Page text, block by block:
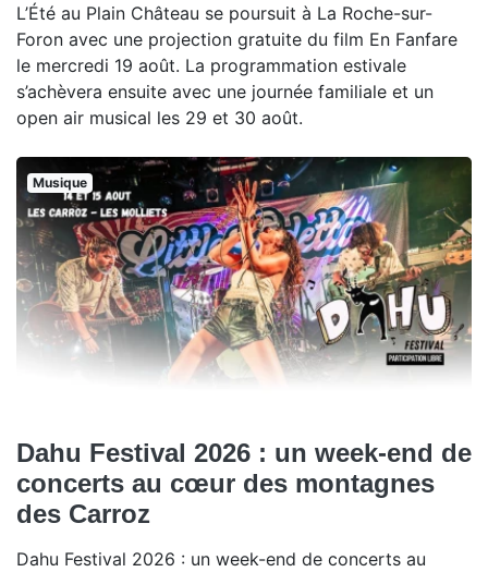
L’Été au Plain Château se poursuit à La Roche-sur-
Foron avec une projection gratuite du film En Fanfare
le mercredi 19 août. La programmation estivale
s’achèvera ensuite avec une journée familiale et un
open air musical les 29 et 30 août.
Musique
Dahu Festival 2026 : un week-end de
concerts au cœur des montagnes
des Carroz
Dahu Festival 2026 : un week-end de concerts au